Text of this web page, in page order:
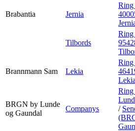
Brabantia Jernia
Ring
Tilbords
Ring
Brannmann Sam Lekia
Ring
BRGN by Lunde
og Gaundal
Companys
Ring
/